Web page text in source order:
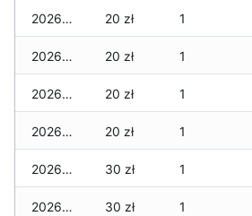
2026-04-22 20 zł 1
2026-04-21 20 zł 1
2026-04-20 20 zł 1
2026-04-19 20 zł 1
2026-04-18 30 zł 1
2026-04-17 30 zł 1